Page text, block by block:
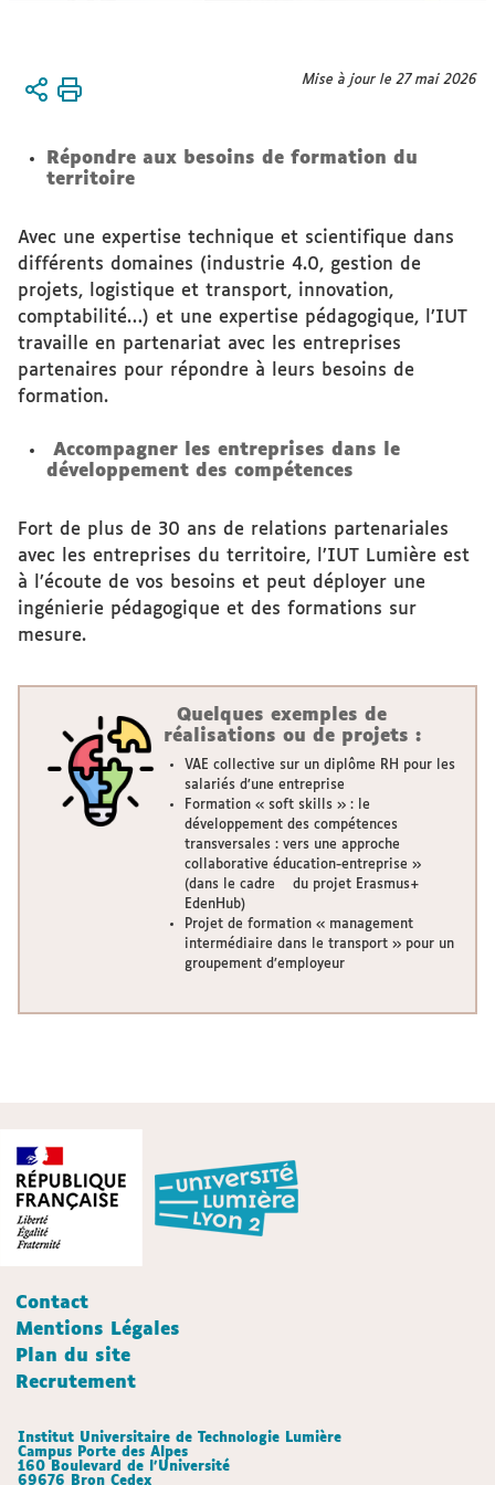
Vous
Accueil
Long de la
Vie
Mise à jour le 27 mai 2026
Répondre aux besoins de formation du
territoire
Avec une expertise technique et scientifique dans
différents domaines (industrie 4.0, gestion de
projets, logistique et transport, innovation,
comptabilité…) et une expertise pédagogique, l’IUT
travaille en partenariat avec les entreprises
partenaires pour répondre à leurs besoins de
formation.
Accompagner les entreprises dans le
développement des compétences
Fort de plus de 30 ans de relations partenariales
avec les entreprises du territoire, l’IUT Lumière est
à l’écoute de vos besoins et peut déployer une
ingénierie pédagogique et des formations sur
mesure.
Quelques exemples de
réalisations ou de projets :
VAE collective sur un diplôme RH pour les
salariés d’une entreprise
Formation « soft skills » : le
développement des compétences
transversales : vers une approche
collaborative éducation-entreprise »
(dans le cadre du projet Erasmus+
EdenHub)
Projet de formation « management
intermédiaire dans le transport » pour un
groupement d’employeur
Contact
Mentions Légales
Plan du site
Recrutement
Institut Universitaire de Technologie Lumière
Campus Porte des Alpes
160 Boulevard de l’Université
69676 Bron Cedex